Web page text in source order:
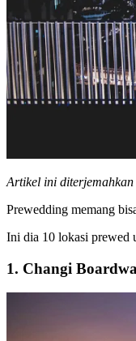
Artikel ini
Prewedding memang
Ini dia 10 lokasi prewed
1. Changi